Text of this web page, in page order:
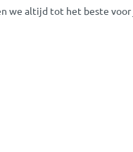
we altijd tot het beste